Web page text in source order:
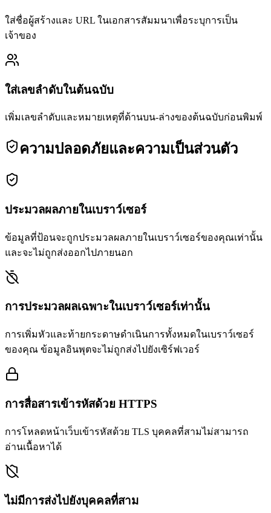
ใส่ชื่อผู้สร้างและ URL ในเอกสารสัมมนาเพื่อระบุการเป็น
เจ้าของ
ใส่เลขลำดับในต้นฉบับ
เพิ่มเลขลำดับและหมายเหตุที่ด้านบน-ล่างของต้นฉบับก่อนพิมพ์
ความปลอดภัยและความเป็นส่วนตัว
ประมวลผลภายในเบราว์เซอร์
ข้อมูลที่ป้อนจะถูกประมวลผลภายในเบราว์เซอร์ของคุณเท่านั้น
และจะไม่ถูกส่งออกไปภายนอก
การประมวลผลเฉพาะในเบราว์เซอร์เท่านั้น
การเพิ่มหัวและท้ายกระดาษดำเนินการทั้งหมดในเบราว์เซอร์
ของคุณ ข้อมูลอินพุตจะไม่ถูกส่งไปยังเซิร์ฟเวอร์
การสื่อสารเข้ารหัสด้วย HTTPS
การโหลดหน้าเว็บเข้ารหัสด้วย TLS บุคคลที่สามไม่สามารถ
อ่านเนื้อหาได้
ไม่มีการส่งไปยังบุคคลที่สาม